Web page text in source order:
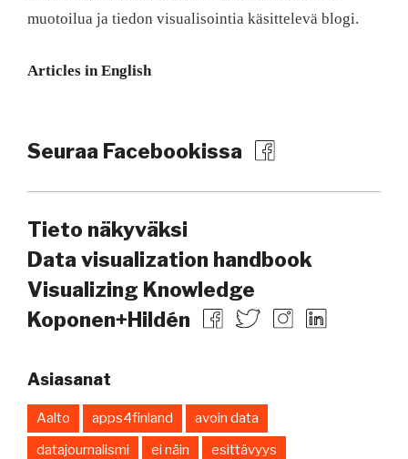
muotoilua ja tiedon visualisointia käsittelevä blogi.
Articles in English
Seuraa Facebookissa
Tieto näkyväksi
Data visualization handbook
Visualizing Knowledge
Koponen+Hildén
Asiasanat
Aalto apps4finland
avoin data
datajournalismi
ei näin
esittävyys